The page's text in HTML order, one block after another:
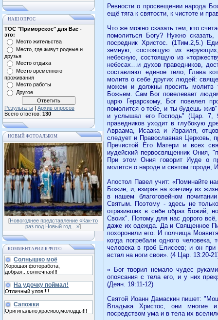
НАШ ОПРОС
ТОС "Приморское" для Вас -
это:
Место жительства
Место, где живут родные и
друзья
Место отдыха
Место временного
проживания
Место работы
Другое
Результаты | Архив опросов
Всего ответов: 130
НОВЫЙ ФОТОАЛЬБОМ
[Новогоднее представление «Как-то
раз под Новый год…»]
КОММЕНТАРИИ К ФОТО
Солнышко моё
Хорошая фоторабота,
добрая...солнечная!!!
На удочку поймал!
Отличный улов!!!!
Сапожки
Оригинально,красиво,молодцы!!!
Ревности о просвещении народа
ещё тяга к святости, к чистоте и
Что же можно сказать тем, кто
помолиться Богу? Нужно
посредник Христос. (1Тим.2,5.)
земную, состоящую из
небесную, состоящую из
небесах…и духов праведников,
составляют единое тело, Глава
молитв о себе других людей:
можем и должны просить молитв
Божьем. Сам Бог повелевает
царю Герарскому, Бог повелел
помолится о тебе, и ты будешь
и услышал его Господь" (Цар. 7,
праведников уходит в глубокую
Авраама, Исаака и Израиля,
следует и Православная Церковь,
Пречистой Его Матери и всех
иудейский первосвященник Ония,
При этом Ония говорит Иуде о
молится о народе и святом городе,
Апостол Павел учит: «Поминайте
Божие, и, взирая на кончину их
в нашем благоговейном
Святым. Поэтому - здесь не
отразивших в себе образ Божий,
Своих". Потому для нас дорого
даже их одежда. Да и Священное
похоронили его. И полчища
когда погребали одного
человека в гроб Елисеев; и он
встал на ноги свои». (4 Цар. 13:20-
« Бог творил немало чудес
опоясания с тела его, и у них
(Деян. 19:11-12)
Святой Иоанн Дамаскин пишет:
Владыка Христос, они многие
посредством ума и в тела их